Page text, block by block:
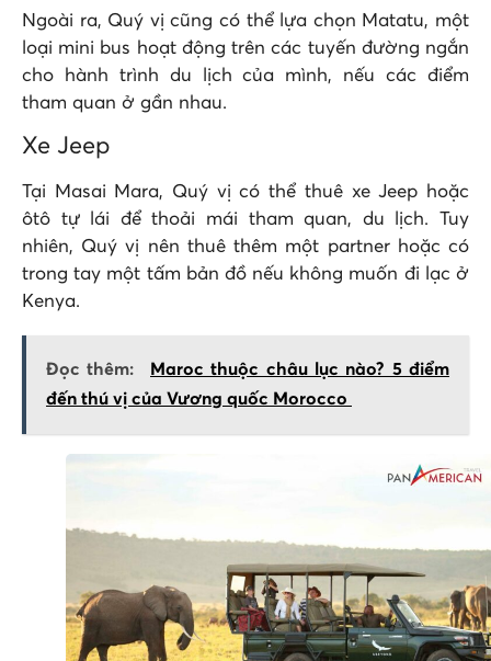
Ngoài ra, Quý vị cũng có thể lựa chọn Matatu, một
loại mini bus hoạt động trên các tuyến đường ngắn
cho hành trình du lịch của mình, nếu các điểm
tham quan ở gần nhau.
Xe Jeep
Tại Masai Mara, Quý vị có thể thuê xe Jeep hoặc
ôtô tự lái để thoải mái tham quan, du lịch. Tuy
nhiên, Quý vị nên thuê thêm một partner hoặc có
trong tay một tấm bản đồ nếu không muốn đi lạc ở
Kenya.
Đọc thêm:
Maroc thuộc châu lục nào? 5 điểm
đến thú vị của Vương quốc Morocco